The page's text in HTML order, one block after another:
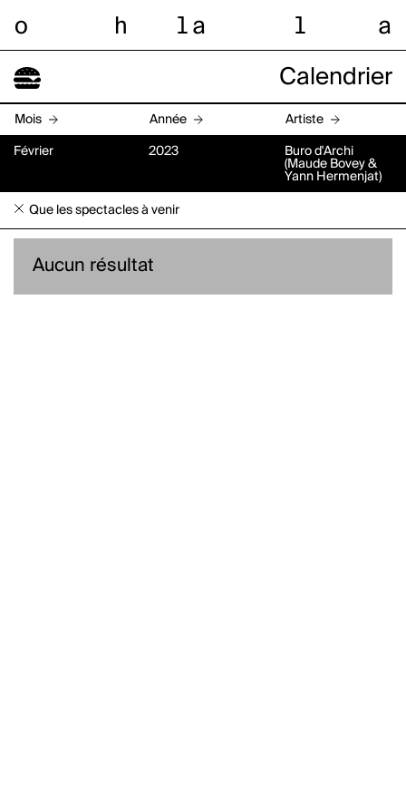
o h l a l a
Calendrier
Mois Année Artiste
Février 2023
Buro d'Archi
(Maude Bovey &
Yann Hermenjat)
Que les spectacles à venir
Aucun résultat